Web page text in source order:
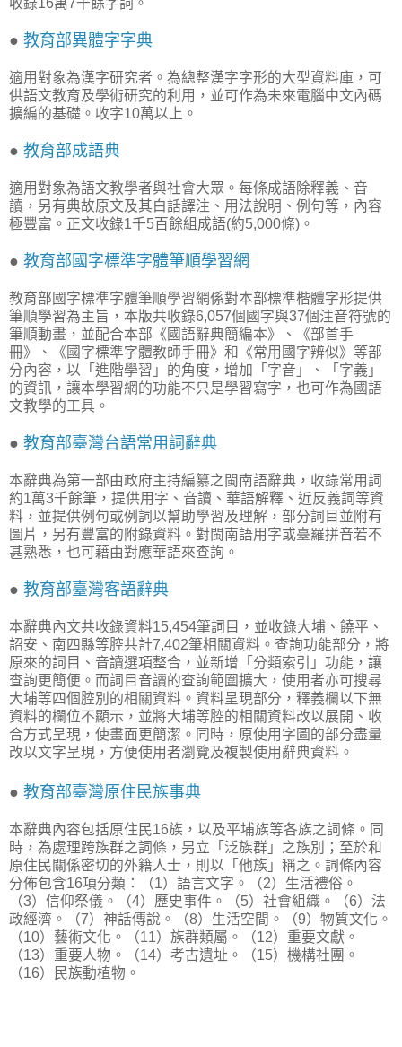
● 教育部異體字字典
適用對象為漢字研究者。為總整漢字字形的大型資料庫，可
供語文教育及學術研究的利用，並可作為未來電腦中文內碼
擴編的基礎。收字10萬以上。
● 教育部成語典
適用對象為語文教學者與社會大眾。每條成語除釋義、音
讀，另有典故原文及其白話譯注、用法說明、例句等，內容
極豐富。正文收錄1千5百餘組成語(約5,000條)。
● 教育部國字標準字體筆順學習網
教育部國字標準字體筆順學習網係對本部標準楷體字形提供
筆順學習為主旨，本版共收錄6,057個國字與37個注音符號的
筆順動畫，並配合本部《國語辭典簡編本》、《部首手
冊》、《國字標準字體教師手冊》和《常用國字辨似》等部
分內容，以「進階學習」的角度，增加「字音」、「字義」
的資訊，讓本學習網的功能不只是學習寫字，也可作為國語
文教學的工具。
● 教育部臺灣台語常用詞辭典
本辭典為第一部由政府主持編纂之閩南語辭典，收錄常用詞
約1萬3千餘筆，提供用字、音讀、華語解釋、近反義詞等資
料，並提供例句或例詞以幫助學習及理解，部分詞目並附有
圖片，另有豐富的附錄資料。對閩南語用字或臺羅拼音若不
甚熟悉，也可藉由對應華語來查詢。
● 教育部臺灣客語辭典
本辭典內文共收錄資料15,454筆詞目，並收錄大埔、饒平、
詔安、南四縣等腔共計7,402筆相關資料。查詢功能部分，將
原來的詞目、音讀選項整合，並新增「分類索引」功能，讓
查詢更簡便。而詞目音讀的查詢範圍擴大，使用者亦可搜尋
大埔等四個腔別的相關資料。資料呈現部分，釋義欄以下無
資料的欄位不顯示，並將大埔等腔的相關資料改以展開、收
合方式呈現，使畫面更簡潔。同時，原使用字圖的部分盡量
改以文字呈現，方便使用者瀏覽及複製使用辭典資料。
● 教育部臺灣原住民族事典
本辭典內容包括原住民16族，以及平埔族等各族之詞條。同
時，為處理跨族群之詞條，另立「泛族群」之族別；至於和
原住民關係密切的外籍人士，則以「他族」稱之。詞條內容
分佈包含16項分類：（1）語言文字。（2）生活禮俗。
（3）信仰祭儀。（4）歷史事件。（5）社會組織。（6）法
政經濟。（7）神話傳說。（8）生活空間。（9）物質文化。
（10）藝術文化。（11）族群類屬。（12）重要文獻。
（13）重要人物。（14）考古遺址。（15）機構社團。
（16）民族動植物。